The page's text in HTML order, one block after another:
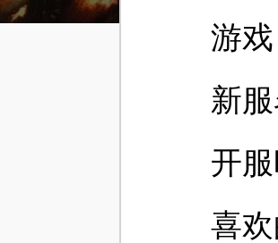
游戏
新服
开服
喜欢的